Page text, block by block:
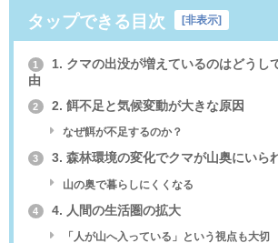
タップできる目次 [非表示]
1
1. クマの出没が増えているのはどうし
由
2 2. 餌不足と気候変動が大きな原因
なぜ餌が不足するのか？
3 3. 森林環境の変化でクマが山奥にいら
山の奥で暮らしにくくなる
4 4. 人間の生活圏の拡大
「人が山へ入っている」という視点も大切